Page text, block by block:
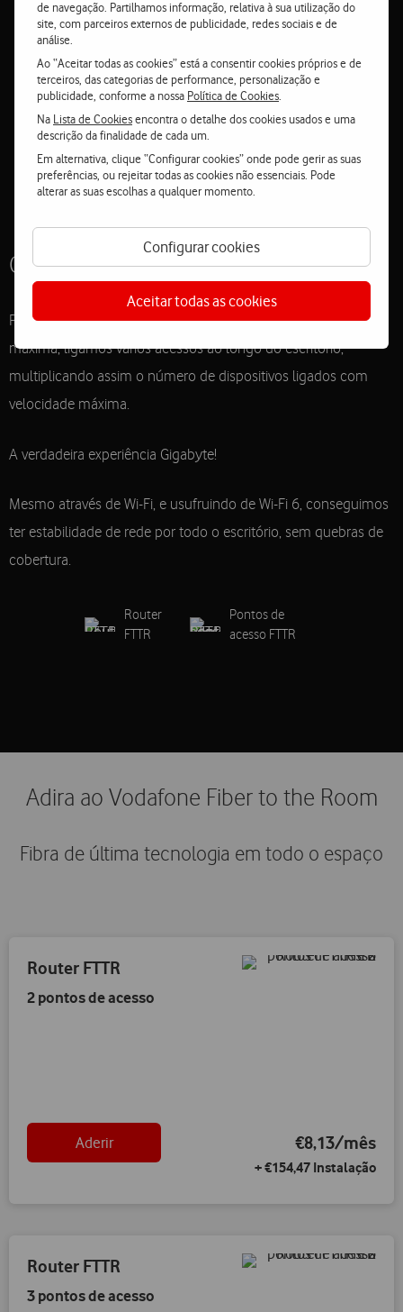
de navegação. Partilhamos informação, relativa à sua utilização do
site, com parceiros externos de publicidade, redes sociais e de
análise.
Ao “Aceitar todas as cookies” está a consentir cookies próprios e de
terceiros, das categorias de performance, personalização e
publicidade, conforme a nossa Política de Cookies
Na Lista de Cookiesencontra o detalhe dos cookies usados e uma
descrição da finalidade de cada um.
Em alternativa, clique “Configurar cookies” onde pode gerir as suas
preferências, ou rejeitar todas as cookies não essenciais. Pode
alterar as suas escolhas a qualquer momento.
Configurar cookies
Aceitar todas as cookies
maximizar a experiência de internet. É instalada por técnicos
especializados, de forma discreta, através de um processo
simples, não invasivo e sem necessidade de obras.
0
1
2
3
Como funciona
Para chegar a todos os cantos do escritório com velocidade
máxima, ligamos vários acessos ao longo do escritório,
multiplicando assim o número de dispositivos ligados com
velocidade máxima.
A verdadeira experiência Gigabyte!
Mesmo através de Wi-Fi, e usufruindo de Wi-Fi 6, conseguimos
ter estabilidade de rede por todo o escritório, sem quebras de
cobertura.
Router
FTTR
Pontos de
acesso FTTR
Adira ao Vodafone Fiber to the Room
Fibra de última tecnologia em todo o espaço
Router FTTR
2 pontos de acesso
Aderir €8,13/mês
+ €154,47 Instalação
Router FTTR
3 pontos de acesso